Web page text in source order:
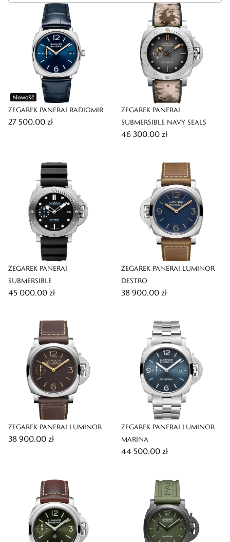
Nowość
ZEGAREK PANERAI RADIOMIR
27 500,00 zł
ZEGAREK PANERAI
SUBMERSIBLE NAVY SEALS
46 300,00 zł
ZEGAREK PANERAI
SUBMERSIBLE
45 000,00 zł
ZEGAREK PANERAI LUMINOR
DESTRO
38 900,00 zł
ZEGAREK PANERAI LUMINOR
38 900,00 zł
ZEGAREK PANERAI LUMINOR
MARINA
44 500,00 zł